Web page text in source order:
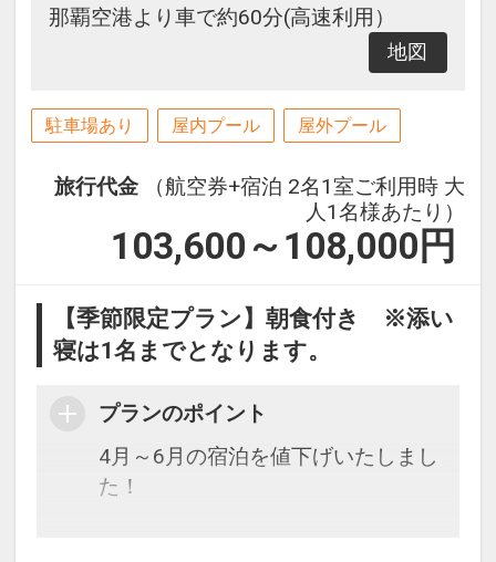
那覇空港より車で約60分(高速利用）
地図
駐車場あり 屋内プール 屋外プール
旅行代金
（航空券+宿泊 2名1室ご利用時 大
人1名様あたり）
103,600～108,000 円
【季節限定プラン】朝食付き ※添い
寝は1名までとなります。
プランのポイント
4月～6月の宿泊を値下げいたしまし
た！